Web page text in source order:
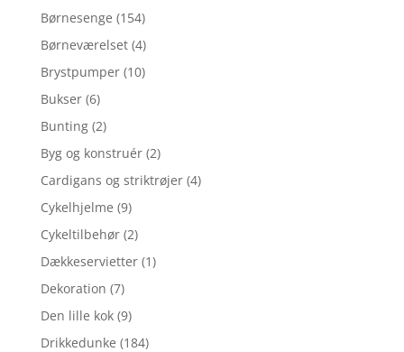
Børnesenge (154)
Børneværelset (4)
Brystpumper (10)
Bukser (6)
Bunting (2)
Byg og konstruér (2)
Cardigans og striktrøjer (4)
Cykelhjelme (9)
Cykeltilbehør (2)
Dækkeservietter (1)
Dekoration (7)
Den lille kok (9)
Drikkedunke (184)